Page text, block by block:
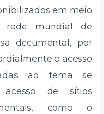
em meio
mundial de
documental, por
o acesso
ao tema se
de sítios
como o